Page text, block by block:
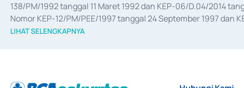
138/PM/1992 tanggal 11 Maret 1992 dan KEP-06/D.04/2014
Nomor KEP-12/PM/PEE/1997 tanggal 24 September 1997 dan
merger, akuisisi, divestasi, dan
LIHAT SELENGKAPNYA